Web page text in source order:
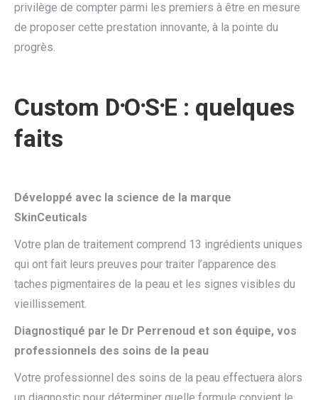
privilège de compter parmi les premiers à être en mesure
de proposer cette prestation innovante, à la pointe du
progrès.
Custom D⸱O⸱S⸱E : quelques
faits
Développé avec la science de la marque
SkinCeuticals
Votre plan de traitement comprend 13 ingrédients uniques
qui ont fait leurs preuves pour traiter l’apparence des
taches pigmentaires de la peau et les signes visibles du
vieillissement.
Diagnostiqué par le Dr Perrenoud et son équipe, vos
professionnels des soins de la peau
Votre professionnel des soins de la peau effectuera alors